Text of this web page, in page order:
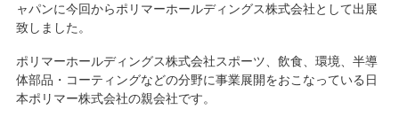
ャパンに今回からポリマーホールディングス株式会社として出展
致しました。
ポリマーホールディングス株式会社スポーツ、飲食、環境、半導
体部品・コーティングなどの分野に事業展開をおこなっている日
本ポリマー株式会社の親会社です。